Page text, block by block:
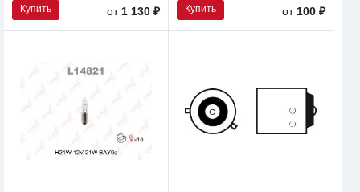
Купить от 1 130 ₽ Купить от 100 ₽